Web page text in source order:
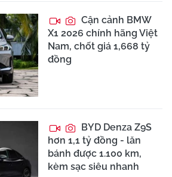
Cận cảnh BMW
X1 2026 chính hãng Việt
Nam, chốt giá 1,668 tỷ
đồng
BYD Denza Z9S
hơn 1,1 tỷ đồng - lăn
bánh được 1.100 km,
kèm sạc siêu nhanh